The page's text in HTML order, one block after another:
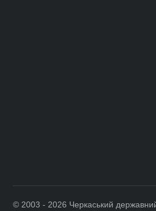
© 2003 - 2026 Черкаський